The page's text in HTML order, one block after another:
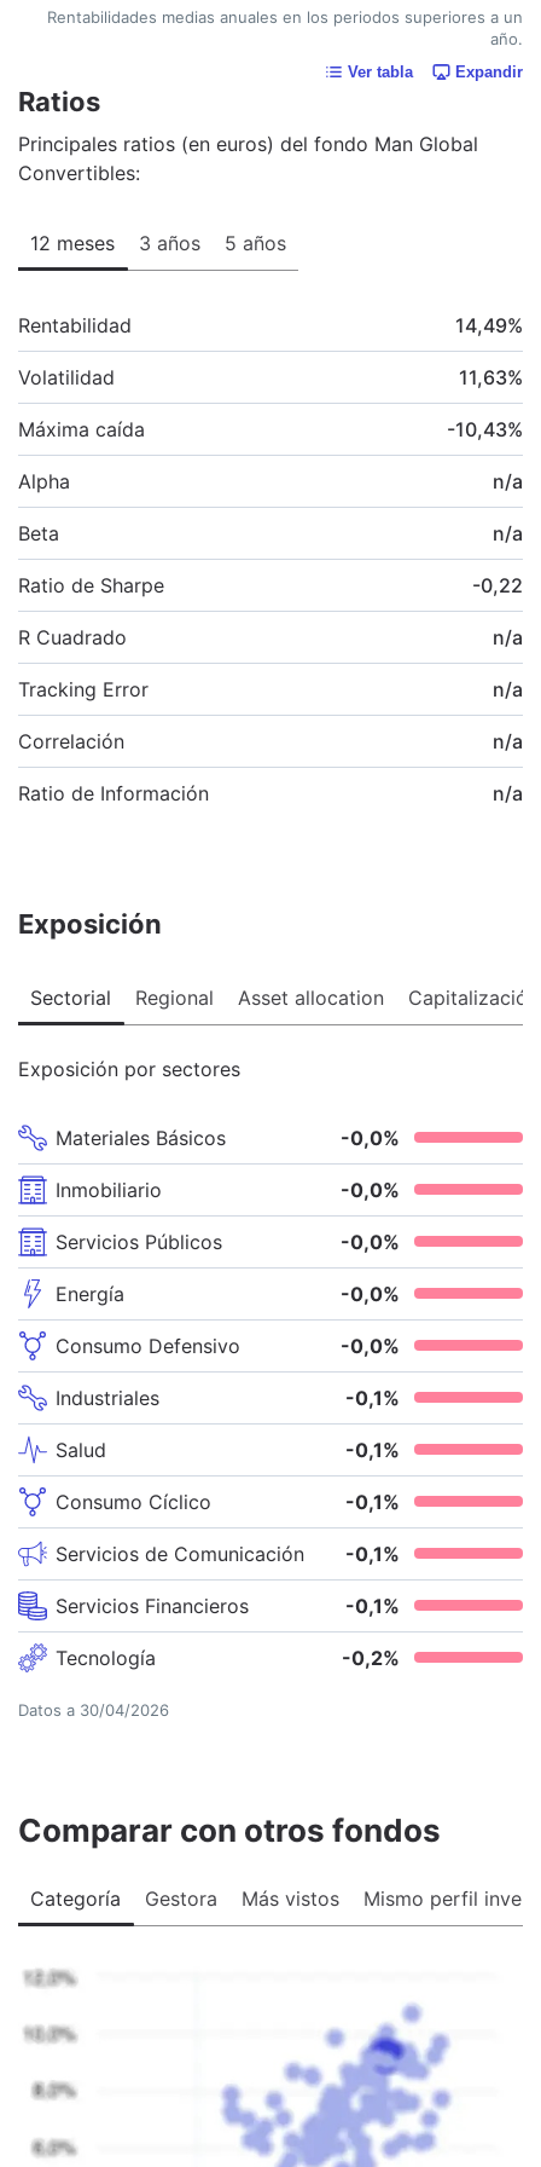
Rentabilidades medias anuales en los periodos superiores a un
año.
Ver tabla Expandir
Ratios
Principales ratios (en euros) del fondo Man Global
Convertibles:
12 meses 3 años 5 años
Rentabilidad 14,49%
Volatilidad 11,63%
Máxima caída -10,43%
Alpha n/a
Beta n/a
Ratio de Sharpe -0,22
R Cuadrado n/a
Tracking Error n/a
Correlación n/a
Ratio de Información n/a
Exposición
Sectorial Regional Asset allocation Capitalización
Exposición por sectores
Materiales Básicos -0,0%
Inmobiliario -0,0%
Servicios Públicos -0,0%
Energía -0,0%
Consumo Defensivo -0,0%
Industriales -0,1%
Salud -0,1%
Consumo Cíclico -0,1%
Servicios de Comunicación -0,1%
Servicios Financieros -0,1%
Tecnología -0,2%
Datos a 30/04/2026
Comparar con otros fondos
Categoría Gestora Más vistos Mismo perfil